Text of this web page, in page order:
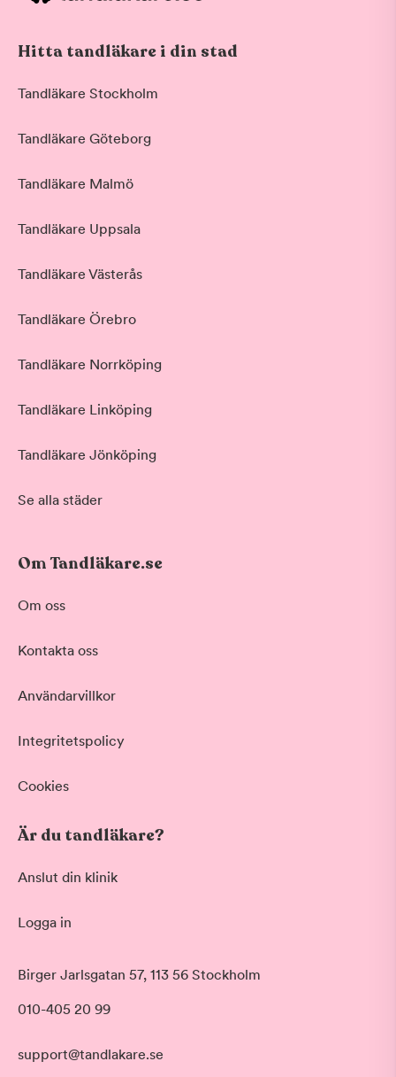
Akut tandvård
Basundersökning
Hygienistbehandling
Professionell rengöring och puts
Morgon
Klockan 09:00 - 12:00
Hitta tandläkare i din stad
Tandläkare Stockholm
Tandläkare Göteborg
Tandläkare Malmö
Tandläkare Uppsala
Tandläkare Västerås
Tandläkare Örebro
Tandläkare Norrköping
Tandläkare Linköping
Tandläkare Jönköping
Se alla städer
Om Tandläkare.se
Om oss
Kontakta oss
Användarvillkor
Integritetspolicy
Cookies
Är du tandläkare?
Anslut din klinik
Logga in
Birger Jarlsgatan 57, 113 56 Stockholm
010-405 20 99
support@tandlakare.se